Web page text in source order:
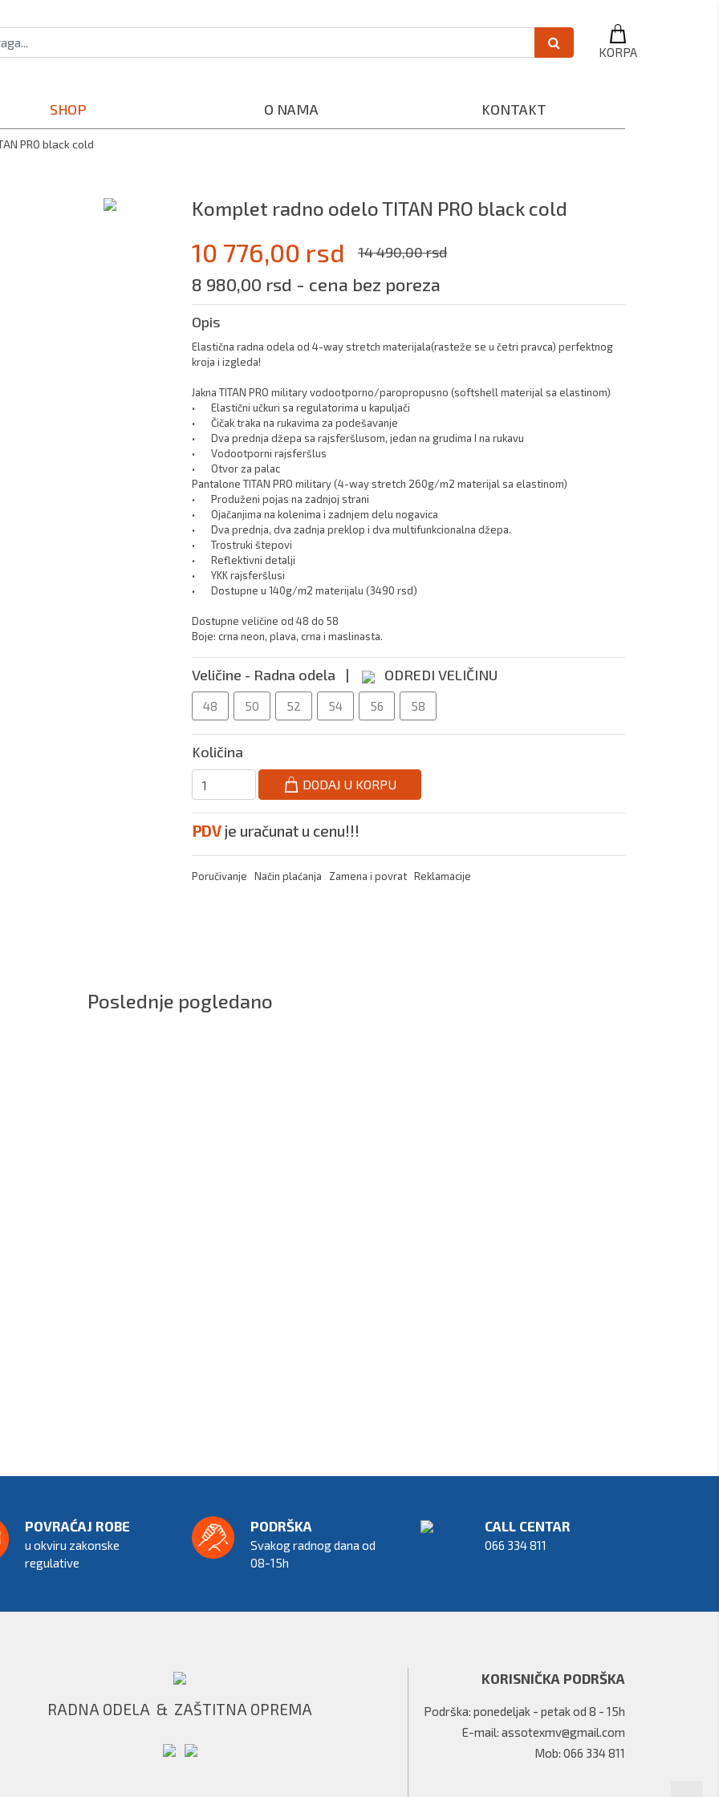
KORPA
SHOP O NAMA KONTAKT
PRO black cold
Komplet radno odelo TITAN PRO black cold
10 776,00 rsd 14 490,00 rsd
8 980,00 rsd - cena bez poreza
Opis
Elastična radna odela od 4-way stretch materijala(rasteže se u četri pravca) perfektnog
kroja i izgleda!
Jakna TITAN PRO military vodootporno/paropropusno (softshell materijal sa elastinom)
•	Elastični učkuri sa regulatorima u kapuljači
•	Čičak traka na rukavima za podešavanje
•	Dva prednja džepa sa rajsferšlusom, jedan na grudima I na rukavu
•	Vodootporni rajsferšlus
•	Otvor za palac
Pantalone TITAN PRO military (4-way stretch 260g/m2 materijal sa elastinom)
•	Produženi pojas na zadnjoj strani
•	Ojačanjima na kolenima i zadnjem delu nogavica
•	Dva prednja, dva zadnja preklop i dva multifunkcionalna džepa.
•	Trostruki štepovi
•	Reflektivni detalji
•	YKK rajsferšlusi
•	Dostupne u 140g/m2 materijalu (3490 rsd)
Dostupne veličine od 48 do 58
Boje: crna neon, plava, crna i maslinasta.
Veličine - Radna odela | ODREDI VELIČINU
48 50 52 54 56 58
Količina
DODAJ U KORPU
PDV je uračunat u cenu!!!
Poručivanje Način plaćanja Zamena i povrat Reklamacije
Poslednje pogledano
POVRAĆAJ ROBE
u okviru zakonske
regulative
PODRŠKA
Svakog radnog dana od
08-15h
CALL CENTAR
066 334 811
RADNA ODELA  &  ZAŠTITNA OPREMA
KORISNIČKA PODRŠKA
Podrška: ponedeljak - petak od 8 - 15h
E-mail: assotexmv@gmail.com
Mob: 066 334 811